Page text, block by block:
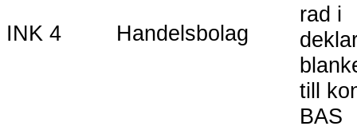
INK 4 Handelsbolag
rad i
till
BAS